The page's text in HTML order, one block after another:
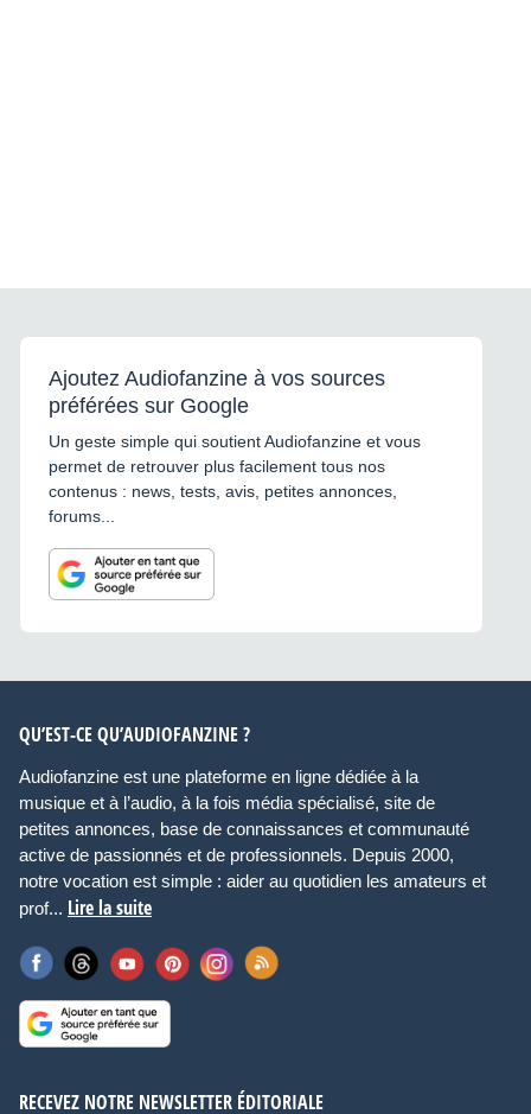
Ajoutez Audiofanzine à vos sources
préférées sur Google
Un geste simple qui soutient Audiofanzine et vous
permet de retrouver plus facilement tous nos
contenus : news, tests, avis, petites annonces,
forums...
QU’EST-CE QU’AUDIOFANZINE ?
Audiofanzine est une plateforme en ligne dédiée à la
musique et à l’audio, à la fois média spécialisé, site de
petites annonces, base de connaissances et communauté
active de passionnés et de professionnels. Depuis 2000,
notre vocation est simple : aider au quotidien les amateurs et
prof... Lire la suite
RECEVEZ NOTRE NEWSLETTER ÉDITORIALE